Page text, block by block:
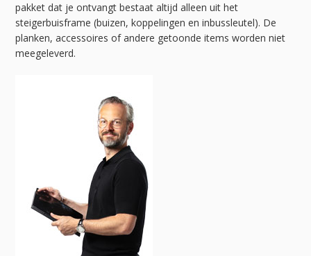
pakket dat je ontvangt bestaat altijd alleen uit het
steigerbuisframe (buizen, koppelingen en inbussleutel). De
planken, accessoires of andere getoonde items worden niet
meegeleverd.